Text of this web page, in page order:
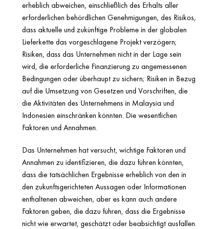
erheblich abweichen, einschließlich des Erhalts aller
erforderlichen behördlichen Genehmigungen, des Risikos,
dass aktuelle und zukünftige Probleme in der globalen
Lieferkette das vorgeschlagene Projekt verzögern;
Risiken, dass das Unternehmen nicht in der Lage sein
wird, die erforderliche Finanzierung zu angemessenen
Bedingungen oder überhaupt zu sichern; Risiken in Bezug
auf die Umsetzung von Gesetzen und Vorschriften, die
die Aktivitäten des Unternehmens in Malaysia und
Indonesien einschränken könnten. Die wesentlichen
Faktoren und Annahmen.
Das Unternehmen hat versucht, wichtige Faktoren und
Annahmen zu identifizieren, die dazu führen könnten,
dass die tatsächlichen Ergebnisse erheblich von den in
den zukunftsgerichteten Aussagen oder Informationen
enthaltenen abweichen, aber es kann auch andere
Faktoren geben, die dazu führen, dass die Ergebnisse
nicht wie erwartet, geschätzt oder beabsichtigt ausfallen.